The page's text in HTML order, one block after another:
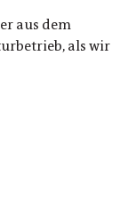
aus dem
als wir